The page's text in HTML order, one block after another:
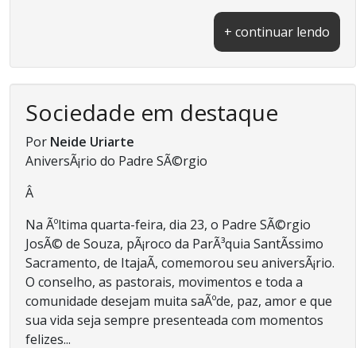
+ continuar lendo
Sociedade em destaque
Por Neide Uriarte
AniversÃ¡rio do Padre SÃ©rgio
Â
Na Ãºltima quarta-feira, dia 23, o Padre SÃ©rgio
JosÃ© de Souza, pÃ¡roco da ParÃ³quia SantÃ­ssimo
Sacramento, de ItajaÃ­, comemorou seu aniversÃ¡rio.
O conselho, as pastorais, movimentos e toda a
comunidade desejam muita saÃºde, paz, amor e que
sua vida seja sempre presenteada com momentos
felizes...